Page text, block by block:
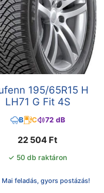
195/65R15 H
LH71 G Fit 4S
B C 72 dB
22 504 Ft
✓ 50 db raktáron
Mai feladás, gyors postázás!